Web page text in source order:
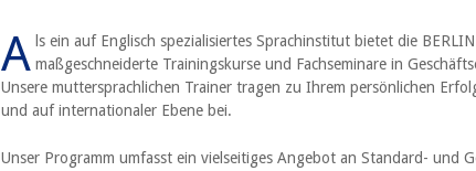
A ls ein auf Englisch spezialisiertes Sprachinstitut bietet die
maßgeschneiderte Trainingskurse und Fachseminare in
Unsere muttersprachlichen Trainer tragen zu Ihrem persönlichen
und auf internationaler Ebene bei.
Unser Programm umfasst ein vielseitiges Angebot an Standard- und